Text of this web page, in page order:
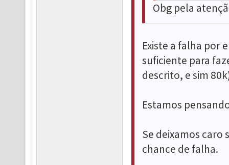
Obg pela
Existe a falha por
suficiente para
descrito, e sim
Estamos
Se deixamos caro
chance de falha.